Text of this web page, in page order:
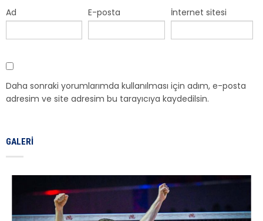
Ad E-posta İnternet sitesi
Daha sonraki yorumlarımda kullanılması için adım, e-posta
adresim ve site adresim bu tarayıcıya kaydedilsin.
GALERI